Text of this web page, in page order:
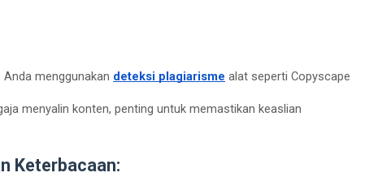
menggunakan deteksi plagiarisme alat seperti Copyscape
menyalin konten, penting untuk memastikan keaslian
Keterbacaan: